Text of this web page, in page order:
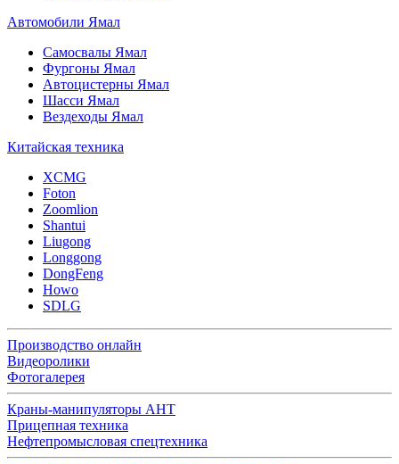
Автомобили Ямал
Самосвалы Ямал
Фургоны Ямал
Автоцистерны Ямал
Шасси Ямал
Вездеходы Ямал
Китайская техника
XCMG
Foton
Zoomlion
Shantui
Liugong
Longgong
DongFeng
Howo
SDLG
Производство онлайн
Видеоролики
Фотогалерея
Краны-манипуляторы АНТ
Прицепная техника
Нефтепромысловая спецтехника